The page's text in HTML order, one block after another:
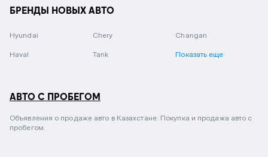
БРЕНДЫ НОВЫХ АВТО
Hyundai Chery Changan
Haval Tank Показать еще
АВТО С ПРОБЕГОМ
Объявления о продаже авто в Казахстане. Покупка и продажа авто с
пробегом.